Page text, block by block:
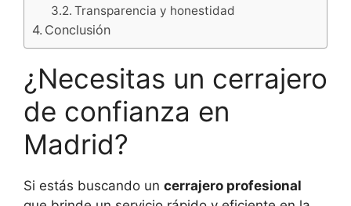
Transparencia y honestidad
Conclusión
¿Necesitas un cerrajero
de confianza en
Madrid?
Si estás buscando un cerrajero profesional